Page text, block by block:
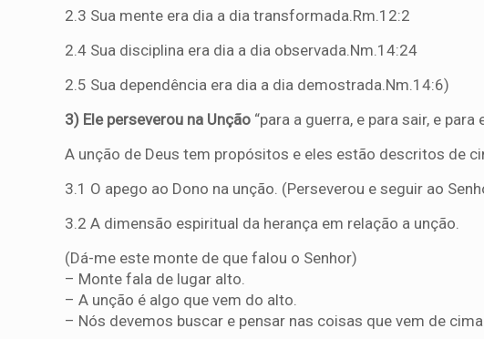
2.3 Sua mente era dia a dia transformada.Rm.12:2
2.4 Sua disciplina era dia a dia observada.Nm.14:24
2.5 Sua dependência era dia a dia demostrada.Nm.14:6)
3) Ele perseverou na Unção “para a guerra, e para sair, e para
A unção de Deus tem propósitos e eles estão descritos de
3.1 O apego ao Dono na unção. (Perseverou e seguir ao
3.2 A dimensão espiritual da herança em relação a unção.
(Dá-me este monte de que falou o Senhor)
– Monte fala de lugar alto.
– A unção é algo que vem do alto.
– Nós devemos buscar e pensar nas coisas que vem de